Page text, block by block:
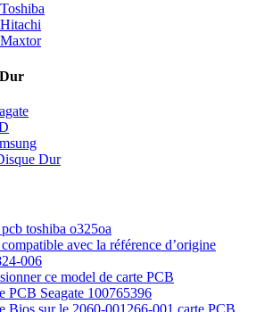
Dur
toshiba o325oa
avec la référence d’origine
006
ce model de carte PCB
PCB Seagate 100765396